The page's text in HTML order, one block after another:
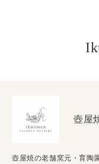
壺屋
壺屋焼の老舗窯元・育陶